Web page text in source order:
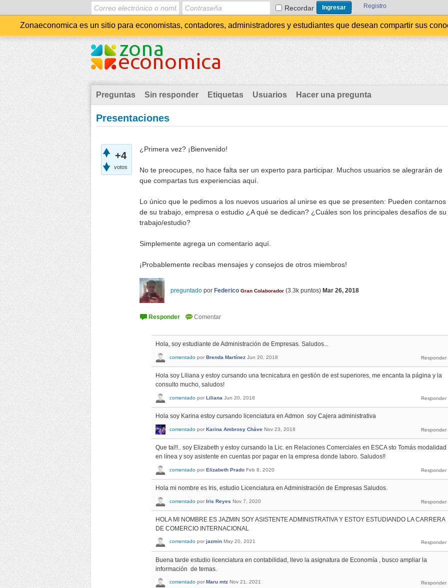
Recordar Registro
Zonaeconomica es un sitio para economistas, contadores, administradores y estudiantes que desean compartir sus
Preguntas Sin responder Etiquetas Usuarios Hacer una pregunta
Presentaciones
+4
votos
¿Primera vez? ¡Bienvenido!
No te preocupes, no hace falta ser un experto para participar. Muchos usuarios se alegrarán de
que compartas tus experiencias aquí.
Lo único que le pedimos a los nuevos usuarios al unirse es que se presenten: Pueden contarnos
de su trabajo, empresa o estudio ¿A qué se dedican? ¿Cuáles son los principales desafíos de su
trabajo/estudio?
Simplemente agrega un comentario aquí.
¡Probablemente recibas mensajes y consejos de otros miembros!
preguntado por Federico Gran Colaborador (3.3k puntos) Mar 26, 2018
Hola, soy estudiante de Administración de Empresas. Saludos...
comentado por Brenda Martínez Jun 20, 2018
Hola soy Liliana y estoy cursando una tecnicatura en gestión de est superiores, me encanta la página y la
consulto mucho, saludos!
comentado por Liliana Jun 20, 2018
Hola soy Karina estoy cursando licenciatura en Admon soy Cajera administrativa
comentado por Karina Ambrosy Cháve Nov 23, 2018
Que tal!!.. soy Elizabeth y estoy cursando la Lic. en Relaciones Comerciales en ESCA sto Tomás modalidad
en línea y soy asistente en cuentas por pagar en la empresa donde laboro. Saludos!!
comentado por Elizabeth Prado Feb 8, 2020
Hola mi nombre es Iris, estudio Licenciatura en Administración de Empresas Saludos.
comentado por Iris Reyes Nov 7, 2020
HOLA MI NOMBRE ES JAZMIN SOY ASISTENTE ADMINISTRATIVA Y ESTOY ESTUDIANDO LA CARRERA
DE COMERCIO INTERNACIONAL
comentado por jazmin May 20, 2021
Buena tarde estudio licenciatura en contabilidad, llevo la asignatura de Economía , busco ampliar la
información de temas.
comentado por Maru mtz Nov 21, 2021